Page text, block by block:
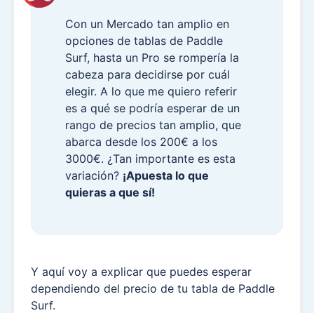
Con un Mercado tan amplio en
opciones de tablas de Paddle
Surf, hasta un Pro se rompería la
cabeza para decidirse por cuál
elegir. A lo que me quiero referir
es a qué se podría esperar de un
rango de precios tan amplio, que
abarca desde los 200€ a los
3000€. ¿Tan importante es esta
variación? ¡Apuesta lo que
quieras a que sí!
Y aquí voy a explicar que puedes esperar
dependiendo del precio de tu tabla de Paddle
Surf.